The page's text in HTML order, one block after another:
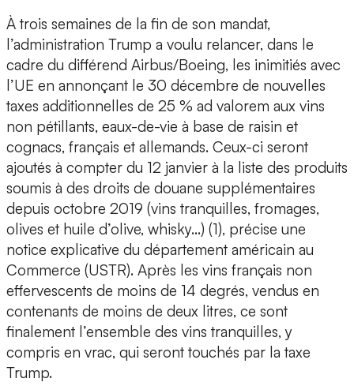
À trois semaines de la fin de son mandat,
l’administration Trump a voulu relancer, dans le
cadre du différend Airbus/Boeing, les inimitiés avec
l’UE en annonçant le 30 décembre de nouvelles
taxes additionnelles de 25 % ad valorem aux vins
non pétillants, eaux-de-vie à base de raisin et
cognacs, français et allemands. Ceux-ci seront
ajoutés à compter du 12 janvier à la liste des produits
soumis à des droits de douane supplémentaires
depuis octobre 2019 (vins tranquilles, fromages,
olives et huile d’olive, whisky…) (1), précise une
notice explicative du département américain au
Commerce (USTR). Après les vins français non
effervescents de moins de 14 degrés, vendus en
contenants de moins de deux litres, ce sont
finalement l’ensemble des vins tranquilles, y
compris en vrac, qui seront touchés par la taxe
Trump.